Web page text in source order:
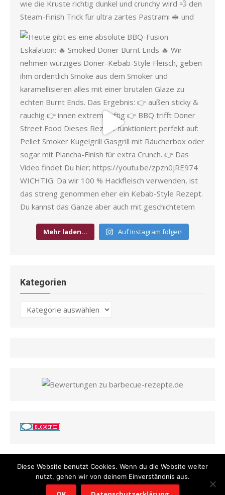
Mehr laden… Auf Instagram folgen
Kategorien
Kategorien
© 2026 Barbecue Rezepte/ Powered by WordPress /
Theme by
Diese Website benutzt Cookies. Wenn du die Website weiter
nutzt, gehen wir von deinem Einverständnis aus.